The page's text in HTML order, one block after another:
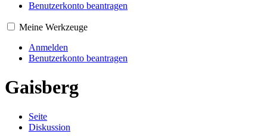
Benutzerkonto beantragen
Meine Werkzeuge
Anmelden
Benutzerkonto beantragen
Gaisberg
Seite
Diskussion